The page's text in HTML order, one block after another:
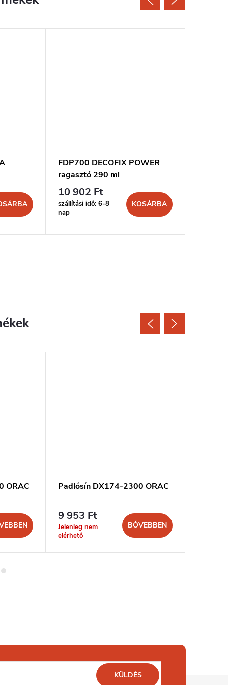
FDP700 DECOFIX POWER
ragasztó 290 ml
10 902 Ft
szállítási idő: 6-8
nap
KOSÁRBA
ORAC Padlósín DX174-2300 ORAC
9 953 Ft
Jelenleg nem
elérhető
BŐVEBBEN
KÜLDÉS